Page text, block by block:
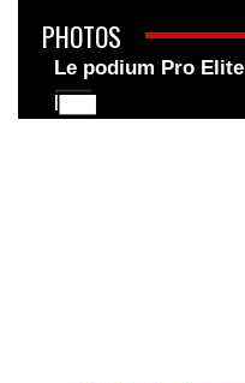
PHOTOS
Le podium Pro Elite